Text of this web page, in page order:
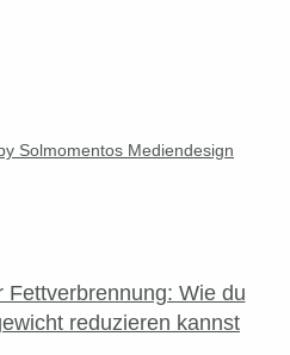
Solmomentos Mediendesign